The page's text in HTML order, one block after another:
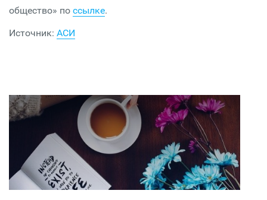
общество» по ссылке.
Источник: АСИ